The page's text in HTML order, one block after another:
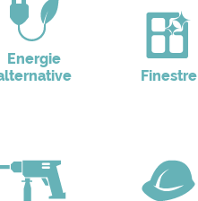
Energie
Finestre